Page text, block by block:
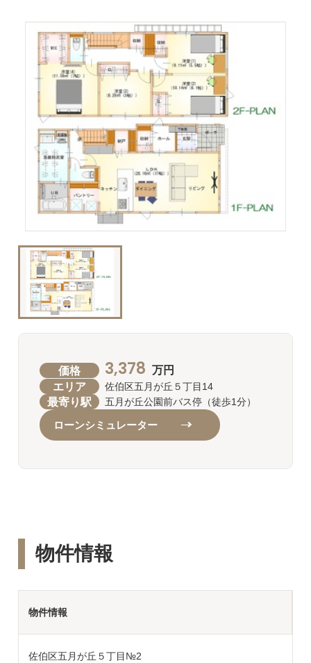
価格 3,378 万円
エリア 佐伯区五月が丘５丁目14
最寄り駅 五月が丘公園前バス停（徒歩1分）
ローンシミュレーター
物件情報
物件情報
佐伯区五月が丘５丁目№2